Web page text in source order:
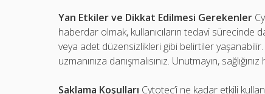
Yan Etkiler ve Dikkat Edilmesi Gerekenler
haberdar olmak, kullanıcıların tedavi sürecinde
veya adet düzensizlikleri gibi belirtiler
uzmanınıza danışmalısınız. Unutmayın,
Saklama Koşulları Cytotec’i ne kadar etkili